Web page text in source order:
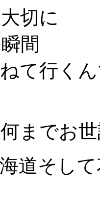
切に
間
て行く
までお
道そし